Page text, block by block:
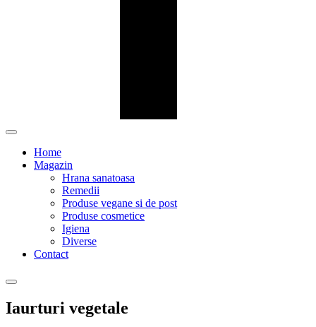
Home
Magazin
Hrana sanatoasa
Remedii
Produse vegane si de post
Produse cosmetice
Igiena
Diverse
Contact
Iaurturi vegetale